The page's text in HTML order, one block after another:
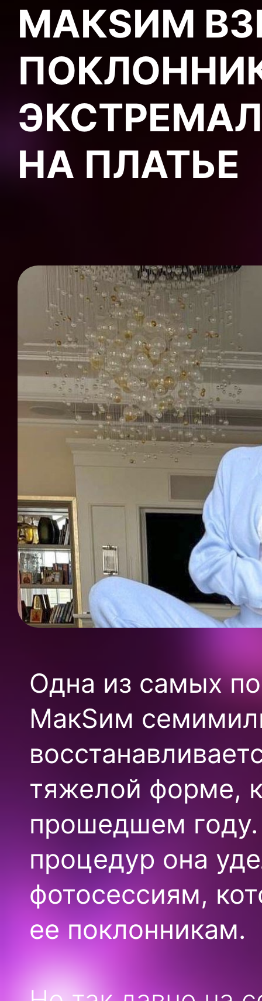
МАКSИМ
НА ПЛАТЬЕ
Одна из самых
МакSим
тяжелой форме,
прошедшем
процедур она
фотосессиям,
ее поклонникам.